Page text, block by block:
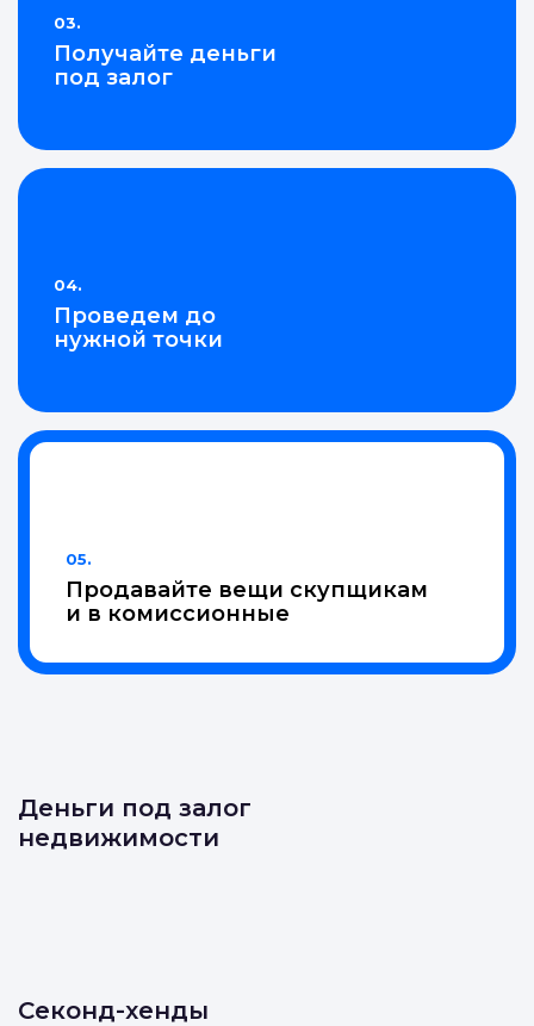
03.
Получайте деньги
под залог
04.
Проведем до
нужной точки
05.
Продавайте вещи скупщикам
и в комиссионные
Деньги под залог
недвижимости
Секонд-хенды